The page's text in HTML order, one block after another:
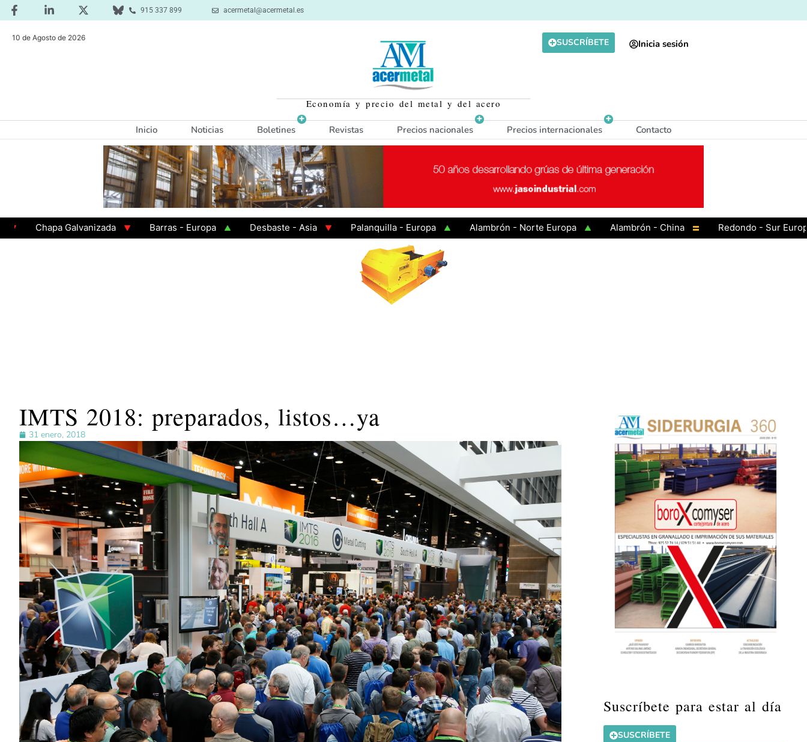
915 337 899 acermetal@acermetal.es
10 de Agosto de 2026
Economía y precio del metal y del acero
SUSCRÍBETE Inicia sesión
Inicio Noticias Boletines Revistas Precios nacionales Precios internacionales Contacto
Chapa Galvanizada Barras - Europa Desbaste - Asia Palanquilla - Europa Alambrón - Norte Europa Alambrón - China
Redondo - Sur Europa
IMTS 2018: preparados, listos…ya
31 enero, 2018
Suscríbete para estar al día
SUSCRÍBETE